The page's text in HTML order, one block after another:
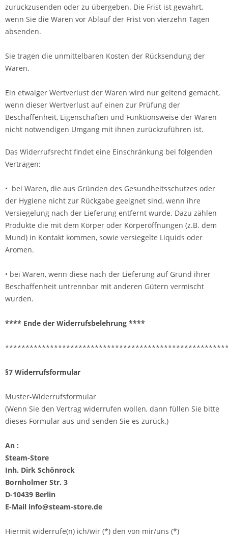
zurückzusenden oder zu übergeben. Die Frist ist gewahrt,
wenn Sie die Waren vor Ablauf der Frist von vierzehn Tagen
absenden.
Sie tragen die unmittelbaren Kosten der Rücksendung der
Waren.
Ein etwaiger Wertverlust der Waren wird nur geltend gemacht,
wenn dieser Wertverlust auf einen zur Prüfung der
Beschaffenheit, Eigenschaften und Funktionsweise der Waren
nicht notwendigen Umgang mit ihnen zurückzuführen ist.
Das Widerrufsrecht findet eine Einschränkung bei folgenden
Verträgen:
• bei Waren, die aus Gründen des Gesundheitsschutzes oder
der Hygiene nicht zur Rückgabe geeignet sind, wenn ihre
Versiegelung nach der Lieferung entfernt wurde. Dazu zählen
Produkte die mit dem Körper oder Körperöffnungen (z.B. dem
Mund) in Kontakt kommen, sowie versiegelte Liquids oder
Aromen.
• bei Waren, wenn diese nach der Lieferung auf Grund ihrer
Beschaffenheit untrennbar mit anderen Gütern vermischt
wurden.
**** Ende der Widerrufsbelehrung ****
§7 Widerrufsformular
Muster-Widerrufsformular
(Wenn Sie den Vertrag widerrufen wollen, dann füllen Sie bitte
dieses Formular aus und senden Sie es zurück.)
An :
Steam-Store
Inh. Dirk Schönrock
Bornholmer Str. 3
D-10439 Berlin
E-Mail info@steam-store.de
Hiermit widerrufe(n) ich/wir (*) den von mir/uns (*)